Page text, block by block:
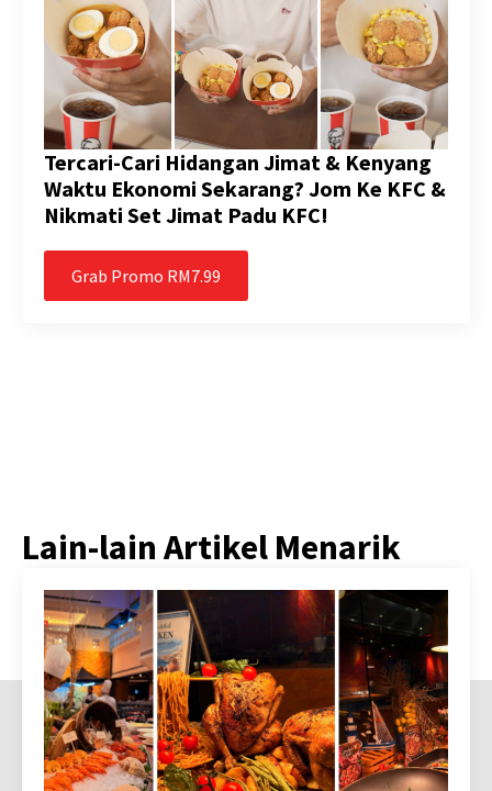
Tercari-Cari Hidangan Jimat & Kenyang
Waktu Ekonomi Sekarang? Jom Ke KFC &
Nikmati Set Jimat Padu KFC!
Grab Promo RM7.99
Lain-lain Artikel Menarik